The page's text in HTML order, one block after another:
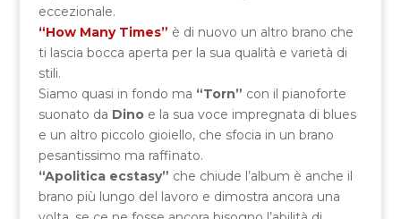
eccezionale.
“How Many Times” è di nuovo un altro brano che
ti lascia bocca aperta per la sua qualità e varietà di
stili.
Siamo quasi in fondo ma “Torn” con il pianoforte
suonato da Dinoe la sua voce impregnata di blues
e un altro piccolo gioiello, che sfocia in un brano
pesantissimo ma raffinato.
“Apolitica ecstasy” che chiude l’album è anche il
brano più lungo del lavoro e dimostra ancora una